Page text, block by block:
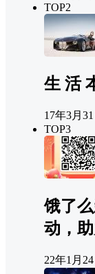
TOP2
生 活
17年3月31
TOP3
饿了
动，
22年1月24